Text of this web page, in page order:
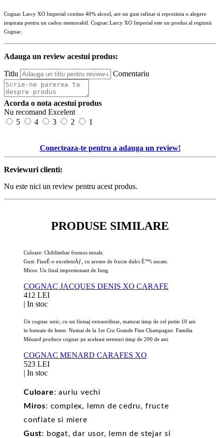
Cognac Larcy XO Imperial contine 40% alcool, are un gust rafinat si reprezinta o alegere
inspirata pentru un cadou memorabil. Cognac Larcy XO Imperial este un produs al regiunii
Cognac.
Adauga un review acestui produs:
Titlu Comentariu
Acorda o nota acestui produs
Nu recomand Excelent
5
4 3 2 1
Conecteaza-te pentru a adauga un review!
Reviewuri clienti:
Nu este nici un review pentru acest produs.
PRODUSE SIMILARE
Culoare: Chihlimbar frumos moale.
Gust: FineÈ›e excelentÄƒ, cu arome de fructe dulci È™i uscate.
Miros: Un final impresionant de lung.
COGNAC JACQUES DENIS XO CARAFE
412 LEI
| In stoc
Un cognac unic, cu un finisaj extraordinar, maturat timp de cel putin 10 ani
in butoaie de lemn. Numai de la 1er Cru Grande Fine Champagne. Familia
Ménard produce cognac pe aceleasi terenuri timp de 200 de ani.
COGNAC MENARD CARAFES XO
523 LEI
| In stoc
Culoare: auriu vechi
Miros: complex, lemn de cedru, fructe
confiate si miere
Gust: bogat, dar usor, lemn de stejar si